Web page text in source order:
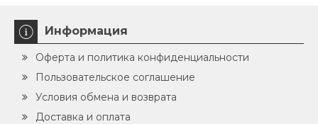
Информация
Оферта и политика конфиденциальности
Пользовательское соглашение
Условия обмена и возврата
Доставка и оплата